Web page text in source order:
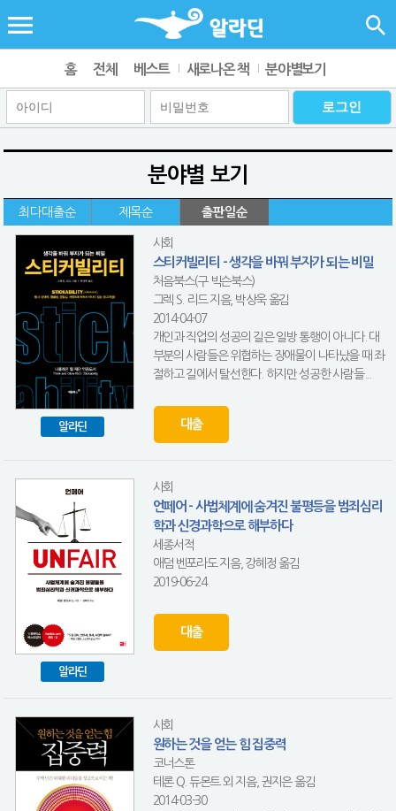
홈 전체 베스트 새로나온 책 분야별보기
분야별 보기
최다대출순 제목순 출판일순
알라딘
사회
스티커빌리티 - 생각을 바꿔 부자가 되는 비밀
처음북스(구 빅슨북스)
그렉 S. 리드 지음, 박상욱 옮김
2014-04-07
개인과 직업의 성공의 길은 일방 통행이 아니다. 대
부분의 사람들은 위협하는 장애물이 나타났을 때 좌
절하고 길에서 탈선한다. 하지만 성공한 사람들...
대출
알라딘
사회
언페어 - 사법체계에 숨겨진 불평등을 범죄심리
학과 신경과학으로 해부하다
세종서적
애덤 벤포라도 지음, 강혜정 옮김
2019-06-24
대출
사회
원하는 것을 얻는 힘 집중력
코너스톤
테론 Q. 듀몬트 외 지음, 권지은 옮김
2014-03-30